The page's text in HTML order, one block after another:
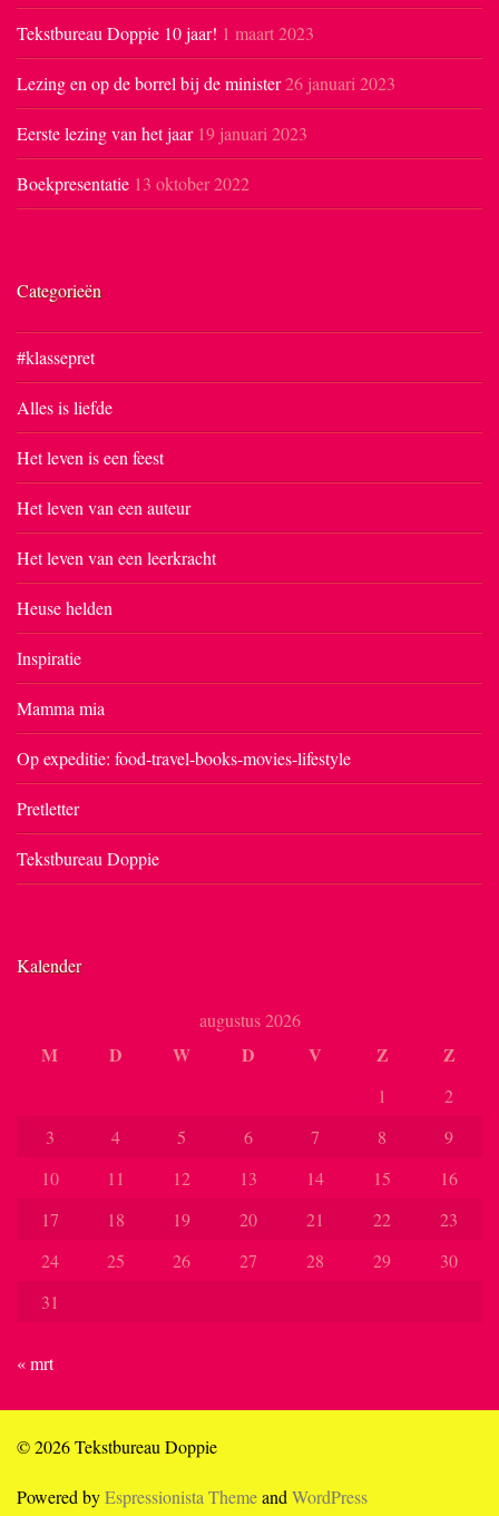
Tekstbureau Doppie 10 jaar! 1 maart 2023
Lezing en op de borrel bij de minister26 januari 2023
Eerste lezing van het jaar 19 januari 2023
Boekpresentatie 13 oktober 2022
Categorieën
#klassepret
Alles is liefde
Het leven is een feest
Het leven van een auteur
Het leven van een leerkracht
Heuse helden
Inspiratie
Mamma mia
Op expeditie: food-travel-books-movies-lifestyle
Pretletter
Tekstbureau Doppie
Kalender
augustus 2026
M D W D V Z Z
1
2
3
4 5 6 7 8
9
10
11 12 13 14 15
16
17
18 19 20 21 22
23
24
25 26 27 28 29
30
31
« mrt
© 2026 Tekstbureau Doppie
Powered byEspressionista ThemeandWordPress